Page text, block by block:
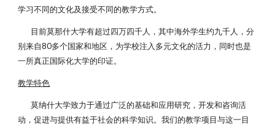
学习不同的文化及接受不同的教学方式。
目前莫那什大学有超过四万四千人，其中海外学生约九千人，分
别来自80多个国家和地区，为学校注入多元文化的活力，同时也是
一所真正国际化大学的印证。
教学特色
莫纳什大学致力于通过广泛的基础和应用研究，开发和咨询活
动，促进与提供有益于社会的科学知识。我们的教学项目与这一目